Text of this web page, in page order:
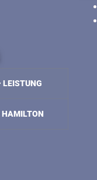
LEISTUNG
HAMILTON